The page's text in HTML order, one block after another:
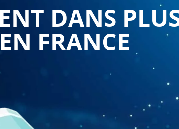
reprotoxiques),
et chroniques sur
dangereuses, les
gratuitement à
de laboratoires,
de données de
à comprendre la
Les stagiaires
DANS
FRANCE